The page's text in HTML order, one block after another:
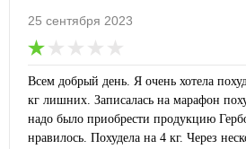
25 сентября 2023
Всем добрый день. Я очень хотела
кг лишних. Записалась на марафон
надо было приобрести продукцию
нравилось. Похудела на 4 кг. Через